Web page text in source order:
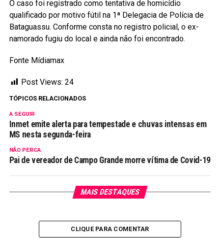
O caso foi registrado como tentativa de homicídio
qualificado por motivo fútil na 1ª Delegacia de Polícia de
Bataguassu. Conforme consta no registro policial, o ex-
namorado fugiu do local e ainda não foi encontrado.
Fonte Mídiamax
Post Views: 24
TÓPICOS RELACIONADOS
A SEGUIR
Inmet emite alerta para tempestade e chuvas intensas em
MS nesta segunda-feira
NÃO PERCA
Pai de vereador de Campo Grande morre vítima de Covid-19
MAIS DESTAQUES
CLIQUE PARA COMENTAR